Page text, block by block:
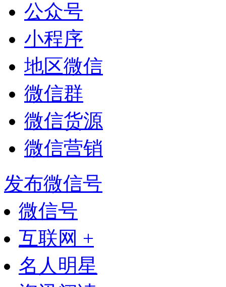
公众号
小程序
地区微信
微信群
微信货源
微信营销
发布微信号
微信号
互联网 +
名人明星